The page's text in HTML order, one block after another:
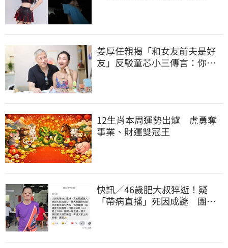
姜厚任親揭「和女友前夫是好
友」反駁童芯小三傳言：你在
12生肖本周運勢出爐 虎勇奪
事業、財運雙冠王
快訊／46歲肥大叔猝逝！疑
「帶病直播」死因成謎 團隊